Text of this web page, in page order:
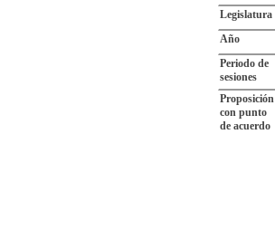
Legislatura
Año
Periodo de
sesiones
Proposición
con punto
de acuerdo